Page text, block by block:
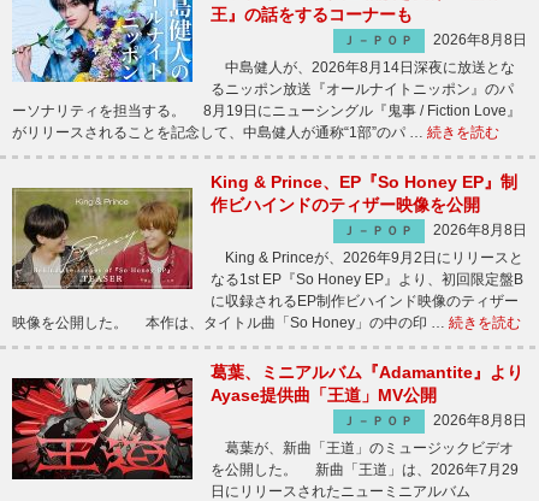
王』の話をするコーナーも
Ｊ－ＰＯＰ
2026年8月8日
中島健人が、2026年8月14日深夜に放送とな
るニッポン放送『オールナイトニッポン』のパ
ーソナリティを担当する。 8月19日にニューシングル『鬼事 / Fiction Love』
がリリースされることを記念して、中島健人が通称“1部”のパ … 続きを読む
King & Prince、EP『So Honey EP』制
作ビハインドのティザー映像を公開
Ｊ－ＰＯＰ
2026年8月8日
King & Princeが、2026年9月2日にリリースと
なる1st EP『So Honey EP』より、初回限定盤B
に収録されるEP制作ビハインド映像のティザー
映像を公開した。 本作は、タイトル曲「So Honey」の中の印 … 続きを読む
葛葉、ミニアルバム『Adamantite』より
Ayase提供曲「王道」MV公開
Ｊ－ＰＯＰ
2026年8月8日
葛葉が、新曲「王道」のミュージックビデオ
を公開した。 新曲「王道」は、2026年7月29
日にリリースされたニューミニアルバム